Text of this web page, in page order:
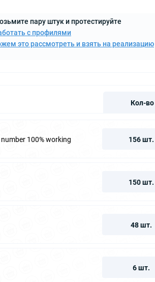
пару штук и протестируйте
с профилями
это рассмотреть и взять на реализацию
Кол-во
100% working 156 шт.
150 шт.
48 шт.
6 шт.